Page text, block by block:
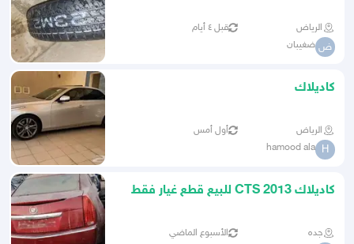
الرياض قبل ٤ أيام
ض ضغيبان
كاديلاك
الرياض أول أمس
H
hamood ala
كاديلاك CTS 2013 للبيع قطع غيار فقط
جده الأسبوع الماضي